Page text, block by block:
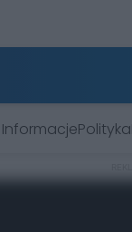
InformacjePolityka